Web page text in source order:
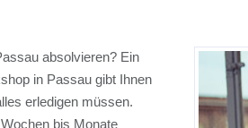
absolvieren? Ein
in Passau gibt Ihnen
erledigen müssen.
bis Monate